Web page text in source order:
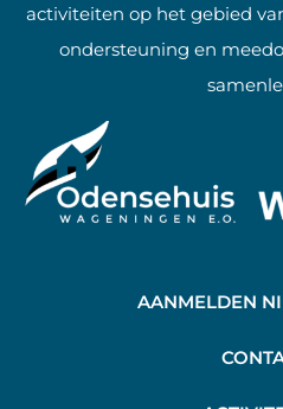
activiteiten op het gebied
ondersteuning en
AANMELDEN
C